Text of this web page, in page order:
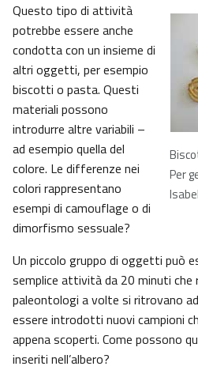
Per
Questo tipo di attività
potrebbe essere anche
condotta con un insieme di
altri oggetti, per esempio
biscotti o pasta. Questi
materiali possono
introdurre altre variabili –
ad esempio quella del
colore. Le differenze nei
colori rappresentano
esempi di camouflage o di
dimorfismo sessuale?
Un piccolo gruppo di oggetti può
semplice attività da 20 minuti che
paleontologi a volte si ritrovano
essere introdotti nuovi campioni
appena scoperti. Come possono
inseriti nell’albero?